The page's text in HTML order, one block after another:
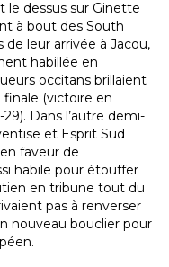
le dessus sur Ginette
à bout des South
de leur arrivée à Jacou,
habillée en
occitans brillaient
finale (victoire en
Dans l’autre demi-
et Esprit Sud
faveur de
habile pour étouffer
en tribune tout du
pas à renverser
nouveau bouclier pour